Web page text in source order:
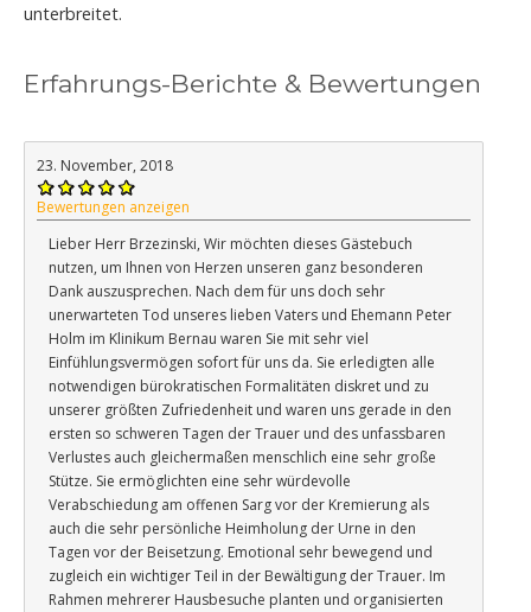
unterbreitet.
Erfahrungs-Berichte & Bewertungen
23. November, 2018
Bewertungen anzeigen
Lieber Herr Brzezinski, Wir möchten dieses Gästebuch
nutzen, um Ihnen von Herzen unseren ganz besonderen
Dank auszusprechen. Nach dem für uns doch sehr
unerwarteten Tod unseres lieben Vaters und Ehemann Peter
Holm im Klinikum Bernau waren Sie mit sehr viel
Einfühlungsvermögen sofort für uns da. Sie erledigten alle
notwendigen bürokratischen Formalitäten diskret und zu
unserer größten Zufriedenheit und waren uns gerade in den
ersten so schweren Tagen der Trauer und des unfassbaren
Verlustes auch gleichermaßen menschlich eine sehr große
Stütze. Sie ermöglichten eine sehr würdevolle
Verabschiedung am offenen Sarg vor der Kremierung als
auch die sehr persönliche Heimholung der Urne in den
Tagen vor der Beisetzung. Emotional sehr bewegend und
zugleich ein wichtiger Teil in der Bewältigung der Trauer. Im
Rahmen mehrerer Hausbesuche planten und organisierten